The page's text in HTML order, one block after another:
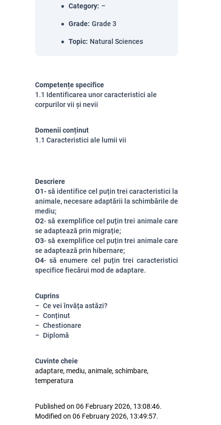
Category: –
Grade: Grade 3
Topic: Natural Sciences
Competențe specifice
1.1 Identificarea unor caracteristici ale
corpurilor vii și nevii
Domenii conținut
1.1 Caracteristici ale lumii vii
Descriere
O1-să identifice cel puțin trei caracteristici la
animale, necesare adaptării la schimbările de
mediu;
O2- să exemplifice cel puțin trei animale care
se adaptează prin migrație;
O3- să exemplifice cel puțin trei animale care
se adaptează prin hibernare;
O4- să enumere cel puțin trei caracteristici
specifice fiecărui mod de adaptare.
Cuprins
Ce vei învăța astăzi?
Conținut
Chestionare
Diplomă
Cuvinte cheie
adaptare, mediu, animale, schimbare,
temperatura
Published on 06 February 2026, 13:08:46.
Modified on 06 February 2026, 13:49:57.